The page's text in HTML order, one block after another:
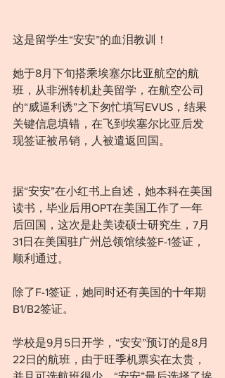
这是留学生“安安”的血泪教训！
她于8月下旬搭乘埃塞尔比亚航空的航
班，从非洲转机赴美留学，在航空公司
的“威逼利诱”之下匆忙填写EVUS，结果
关键信息填错，在飞到埃塞尔比亚后发
现签证被吊销，人被遣返回国。
据“安安”在小红书上自述，她本科在美国
读书，毕业后用OPT在美国工作了一年
后回国，这次是赴美读硕士研究生，7月
31日在美国驻广州总领馆续签F-1签证，
顺利通过。
除了F-1签证，她同时还有美国的十年期
B1/B2签证。
学校是9月5日开学，“安安”预订的是8月
22日的航班，由于旺季机票实在太贵，